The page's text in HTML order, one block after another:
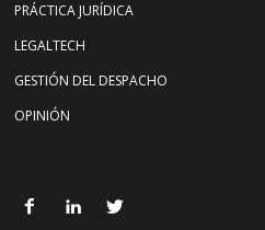
PRÁCTICA JURÍDICA
LEGALTECH
GESTIÓN DEL DESPACHO
OPINIÓN